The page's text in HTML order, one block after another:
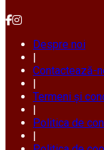
Despre noi
|
Contactează-
|
Termeni și
|
Politica de
|